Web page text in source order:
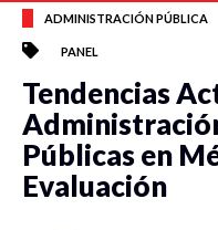
ADMINISTRACIÓN PÚBLICA
PANEL
Tendencias
Públicas en
Evaluación